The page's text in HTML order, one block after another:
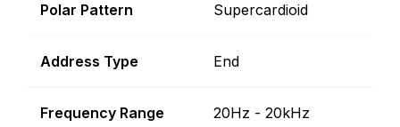
Polar Pattern Supercardioid
Address Type End
Frequency Range 20Hz - 20kHz